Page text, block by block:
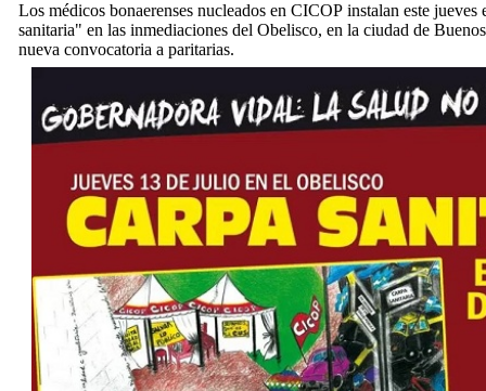
Los médicos bonaerenses nucleados en CICOP instalan este
sanitaria" en las inmediaciones del Obelisco, en la ciudad de
nueva convocatoria a paritarias.